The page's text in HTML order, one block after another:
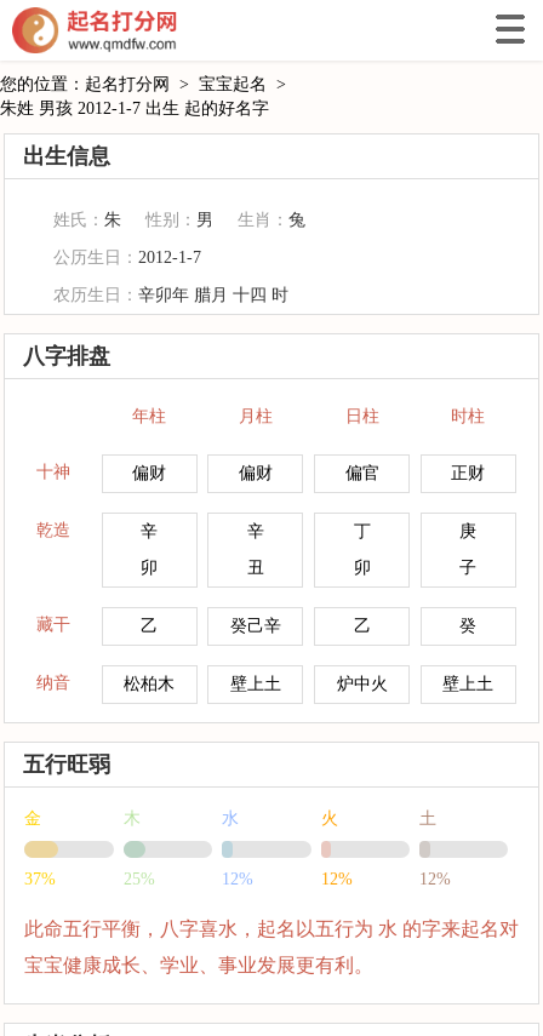
您的位置： 起名打分网 > 宝宝起名
>
朱姓 男孩 2012-1-7 出生 起的好名字
出生信息
姓氏：朱 性别： 男 生肖：兔
公历生日：2012-1-7
农历生日：辛卯年 腊月 十四 时
八字排盘
年柱 月柱 日柱 时柱
十神 偏财 偏财 偏官 正财
乾造
辛
卯
辛
丑
丁
卯
庚
子
藏干 乙 癸己辛 乙 癸
纳音 松柏木 壁上土 炉中火 壁上土
五行旺弱
金
37%
木
25%
水
12%
火
12%
土
12%
此命五行平衡，八字喜水，起名以五行为 水 的字来起名对
宝宝健康成长、学业、事业发展更有利。